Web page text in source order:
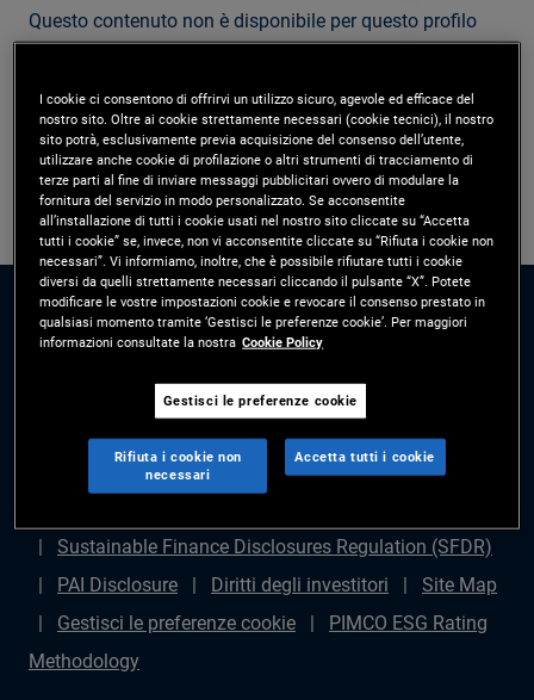
Questo contenuto non è disponibile per questo profilo
Modifica profilo
Disclaimer legale Politica sulla privacy
Gestione
Avviso di frode
Diritti degli azionisti
Sustainable Finance Disclosures Regulation (SFDR)
PAI Disclosure
Diritti degli investitori
Site Map
Gestisci le preferenze cookie
PIMCO ESG Rating
Methodology
I cookie ci consentono di offrirvi un utilizzo sicuro, agevole ed efficace del
nostro sito. Oltre ai cookie strettamente necessari (cookie tecnici), il nostro
sito potrà, esclusivamente previa acquisizione del consenso dell’utente,
utilizzare anche cookie di profilazione o altri strumenti di tracciamento di
terze parti al fine di inviare messaggi pubblicitari ovvero di modulare la
fornitura del servizio in modo personalizzato. Se acconsentite
all’installazione di tutti i cookie usati nel nostro sito cliccate su “Accetta
tutti i cookie” se, invece, non vi acconsentite cliccate su “Rifiuta i cookie non
necessari”. Vi informiamo, inoltre, che è possibile rifiutare tutti i cookie
diversi da quelli strettamente necessari cliccando il pulsante “X”. Potete
modificare le vostre impostazioni cookie e revocare il consenso prestato in
qualsiasi momento tramite ‘Gestisci le preferenze cookie’. Per maggiori
informazioni consultate la nostra Cookie Policy
Gestisci le preferenze cookie
Rifiuta i cookie non
necessari
Accetta tutti i cookie